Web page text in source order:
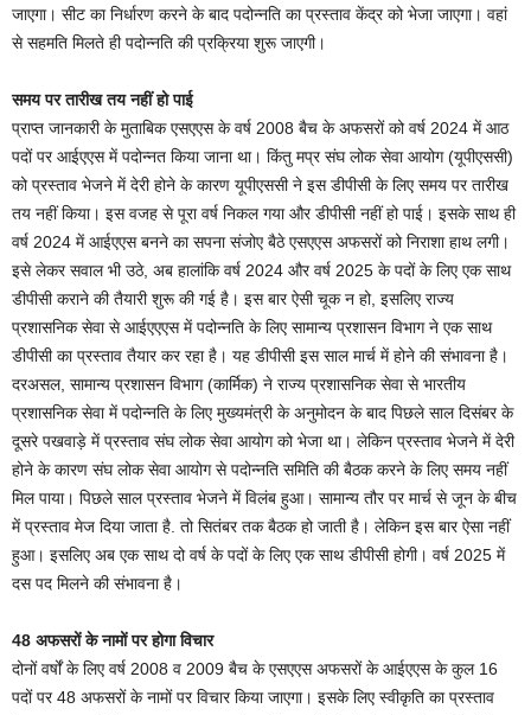
जाएगा। सीट का निर्धारण करने के बाद पदोन्नति का प्रस्ताव केंद्र को भेजा जाएगा। वहां
से सहमति मिलते ही पदोन्नति की प्रक्रिया शुरू जाएगी।
समय पर तारीख तय नहीं हो पाई
प्राप्त जानकारी के मुताबिक एसएएस के वर्ष 2008 बैच के अफसरों को वर्ष 2024 में आठ
पदों पर आईएएस में पदोन्नत किया जाना था। किंतु मप्र संघ लोक सेवा आयोग (यूपीएससी)
को प्रस्ताव भेजने में देरी होने के कारण यूपीएससी ने इस डीपीसी के लिए समय पर तारीख
तय नहीं किया। इस वजह से पूरा वर्ष निकल गया और डीपीसी नहीं हो पाई। इसके साथ ही
वर्ष 2024 में आईएएस बनने का सपना संजोए बैठे एसएएस अफसरों को निराशा हाथ लगी।
इसे लेकर सवाल भी उठे, अब हालांकि वर्ष 2024 और वर्ष 2025 के पदों के लिए एक साथ
डीपीसी कराने की तैयारी शुरू की गई है। इस बार ऐसी चूक न हो, इसलिए राज्य
प्रशासनिक सेवा से आईएएएस में पदोन्नति के लिए सामान्य प्रशासन विभाग ने एक साथ
डीपीसी का प्रस्ताव तैयार कर रहा है। यह डीपीसी इस साल मार्च में होने की संभावना है।
दरअसल, सामान्य प्रशासन विभाग (कार्मिक) ने राज्य प्रशासनिक सेवा से भारतीय
प्रशासनिक सेवा में पदोन्नति के लिए मुख्यमंत्री के अनुमोदन के बाद पिछले साल दिसंबर के
दूसरे पखवाड़े में प्रस्ताव संघ लोक सेवा आयोग को भेजा था। लेकिन प्रस्ताव भेजने में देरी
होने के कारण संघ लोक सेवा आयोग से पदोन्नति समिति की बैठक करने के लिए समय नहीं
मिल पाया। पिछले साल प्रस्ताव भेजने में विलंब हुआ। सामान्य तौर पर मार्च से जून के बीच
में प्रस्ताव मेज दिया जाता है. तो सितंबर तक बैठक हो जाती है। लेकिन इस बार ऐसा नहीं
हुआ। इसलिए अब एक साथ दो वर्ष के पदों के लिए एक साथ डीपीसी होगी। वर्ष 2025 में
दस पद मिलने की संभावना है।
48 अफसरों के नामों पर होगा विचार
दोनों वर्षों के लिए वर्ष 2008 व 2009 बैच के एसएएस अफसरों के आईएएस के कुल 16
पदों पर 48 अफसरों के नामों पर विचार किया जाएगा। इसके लिए स्वीकृति का प्रस्ताव